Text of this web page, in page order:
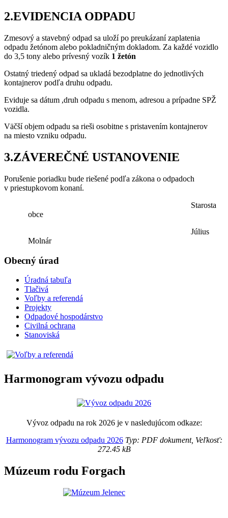
2.EVIDENCIA ODPADU
Zmesový a stavebný odpad sa uloží po preukázaní zaplatenia
odpadu žetónom alebo pokladničným dokladom. Za každé vozidlo
do 3,5 tony alebo prívesný vozík 1 žetón
Ostatný triedený odpad sa ukladá bezodplatne do jednotlivých
kontajnerov podľa druhu odpadu.
Eviduje sa dátum ,druh odpadu s menom, adresou a prípadne SPŽ
vozidla.
Väčší objem odpadu sa rieši osobitne s pristavením kontajnerov
na miesto vzniku odpadu.
3.ZÁVEREČNÉ USTANOVENIE
Porušenie poriadku bude riešené podľa zákona o odpadoch
v priestupkovom konaní.
Starosta
obce
Július
Molnár
Obecný úrad
Úradná tabuľa
Tlačivá
Voľby a referendá
Projekty
Odpadové hospodárstvo
Civilná ochrana
Stanoviská
Harmonogram vývozu odpadu
Vývoz odpadu na rok 2026 je v nasledujúcom odkaze:
Harmonogram vývozu odpadu 2026Typ: PDF dokument, Veľkosť:
272.45 kB
Múzeum rodu Forgach